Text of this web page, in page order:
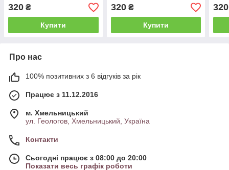
320 ₴
Купити
320₴
Купити
320
Про нас
100% позитивних з 6 відгуків за рік
Працює з 11.12.2016
м. Хмельницький
ул. Геологов, Хмельницький, Україна
Контакти
Сьогодні працює з 08:00 до 20:00
Показати весь графік роботи